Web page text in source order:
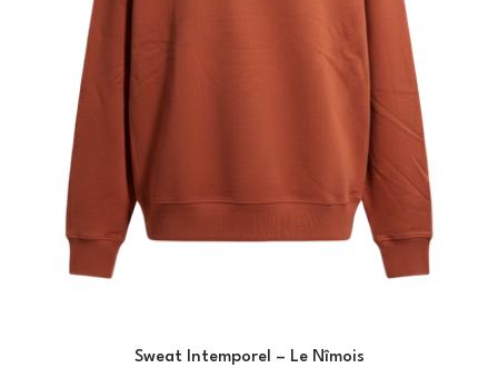
Sweat Intemporel – Le Nîmois